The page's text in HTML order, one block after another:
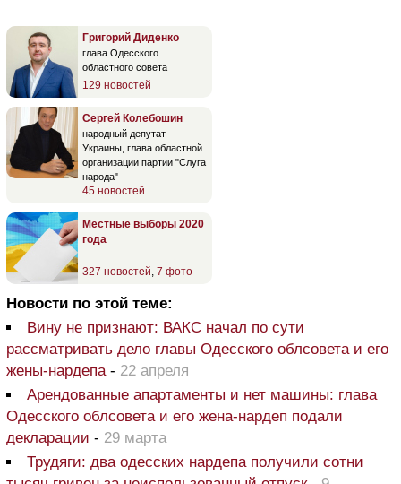
Григорий Диденко
глава Одесского
областного совета
129 новостей
Сергей Колебошин
народный депутат
Украины, глава областной
организации партии "Слуга
народа"
45 новостей
Местные выборы 2020
года
327 новостей, 7 фото
Новости по этой теме:
Вину не признают: ВАКС начал по сути
рассматривать дело главы Одесского облсовета и его
жены-нардепа- 22 апреля
Арендованные апартаменты и нет машины: глава
Одесского облсовета и его жена-нардеп подали
декларации - 29 марта
Трудяги: два одесских нардепа получили сотни